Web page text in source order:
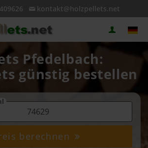
kontakt@holzpellets.net
Pfedelbach:
günstig bestellen
berechnen